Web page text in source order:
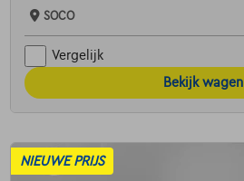
SOCO
Vergelijk
Bekijk wagen
NIEUWE PRIJS